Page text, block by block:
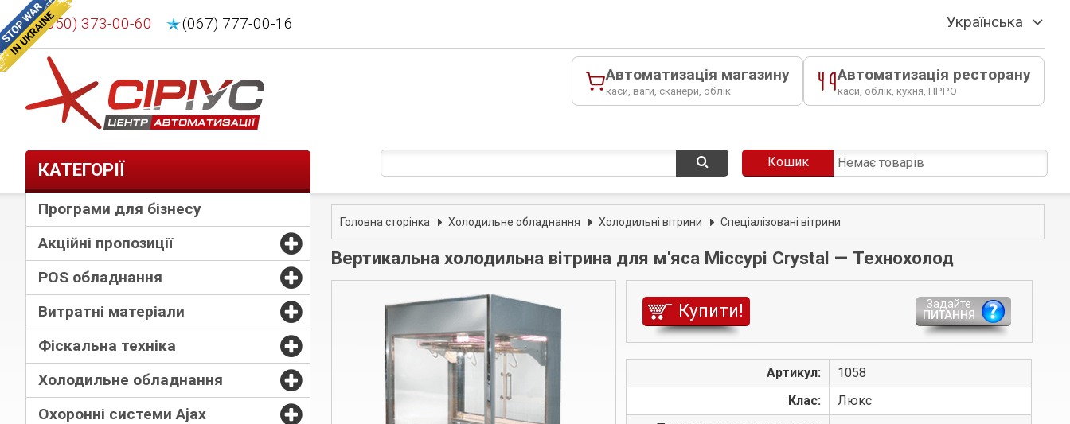
(050) 373-00-60 (067) 777-00-16 Українська
Автоматизація магазину
каси, ваги, сканери, облік
Автоматизація ресторану
каси, облік, кухня, ПРРО
Кошик Немає товарів
КАТЕГОРІЇ
Програми для бізнесу
Акційні пропозиції
POS обладнання
Витратні матеріали
Фіскальна техніка
Холодильне обладнання
Охоронні системи Ajax
Головна сторінка Холодильне обладнання Холодильні вітрини Спеціалізовані вітрини
Вертикальна холодильна вітрина для м'яса Міссурі Crystal — Технохолод
Купити!
Задайте
ПИТАННЯ
Артикул:
1058
Клас:
Люкс